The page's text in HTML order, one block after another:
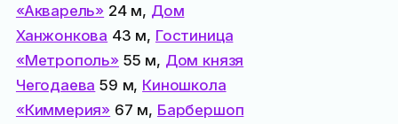
«Акварель» 24 м, Дом
Ханжонкова 43 м, Гостиница
«Метрополь»55 м, Дом князя
Чегодаева 59 м, Киношкола
«Киммерия» 67 м, Барбершоп